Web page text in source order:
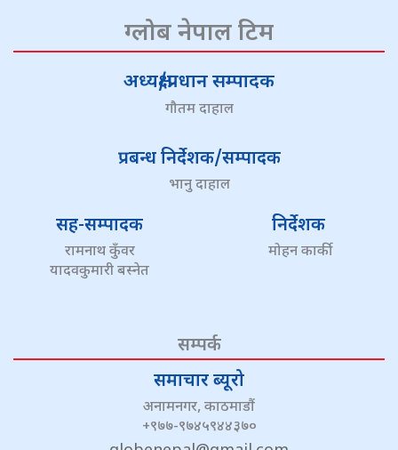
ग्लोब नेपाल टिम
अध्यक्ष/प्रधान सम्पादक
गौतम दाहाल
प्रबन्ध निर्देशक/सम्पादक
भानु दाहाल
सह-सम्पादक
रामनाथ कुँवर
यादवकुमारी बस्नेत
निर्देशक
मोहन कार्की
सम्पर्क
समाचार ब्यूरो
अनामनगर, काठमाडौं
+९७७-९७४५९४४३७०